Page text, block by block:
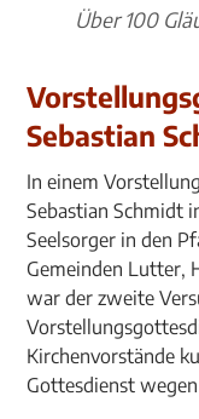
Über 100
Sebastian
In einem
Sebastian Schmidt
Seelsorger in den
Gemeinden Lutter,
war der zweite
Kirchenvorstände
Gottesdienst